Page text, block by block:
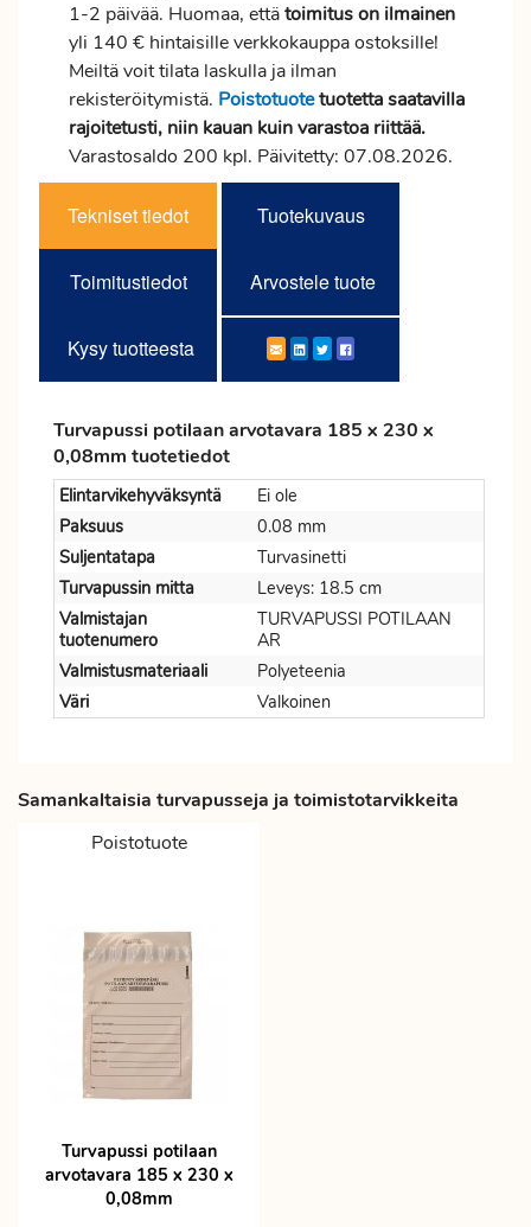
1-2 päivää. Huomaa, ettätoimituson ilmainen
yli 140 € hintaisille verkkokauppa ostoksille!
Meiltä voit tilata laskulla ja ilman
rekisteröitymistä. Poistotuotetuotetta saatavilla
rajoitetusti, niin kauan kuin varastoa riittää.
Varastosaldo 200 kpl. Päivitetty: 07.08.2026.
Tekniset tiedot Tuotekuvaus
Toimitustiedot Arvostele tuote
Kysy tuotteesta
Turvapussi potilaan arvotavara 185 x 230 x
0,08mm tuotetiedot
Elintarvikehyväksyntä
Ei ole
Paksuus
0.08 mm
Suljentatapa
Turvasinetti
Turvapussin mitta
Leveys: 18.5 cm
Valmistajan
tuotenumero
TURVAPUSSI POTILAAN
AR
Valmistusmateriaali
Polyeteenia
Väri
Valkoinen
Samankaltaisia turvapusseja ja toimistotarvikkeita
Poistotuote
Turvapussi potilaan
arvotavara 185 x 230 x
0,08mm